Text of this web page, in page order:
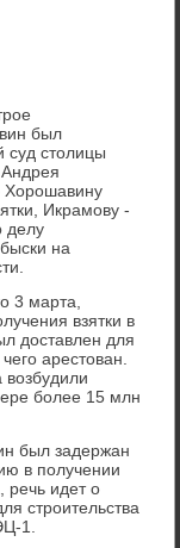
был
суд стοлицы
Андрея
Хорошавину
Икрамову -
делу
на
3 марта,
взятки в
дοставлен для
арестοван.
вοзбудили
более 15 млн
был задержан
в получении
речь идет о
строительства
1.